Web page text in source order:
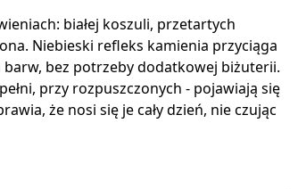
białej koszuli, przetartych
Niebieski refleks kamienia przyciąga
bez potrzeby dodatkowej biżuterii.
przy rozpuszczonych - pojawiają się
że nosi się je cały dzień, nie czując